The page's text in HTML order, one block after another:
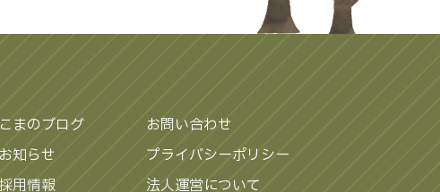
こまのブログ
お知らせ
採用情報
お問い合わせ
プライバシーポリシー
法人運営について